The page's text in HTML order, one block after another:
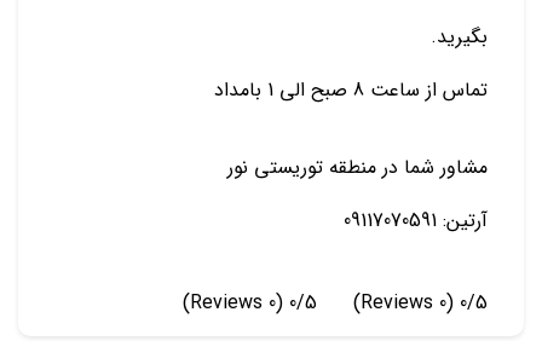
بگیرید.
تماس از ساعت 8 صبح الی 1 بامداد
مشاور شما در منطقه توریستی نور
آرتین: 09117070591
0/5
(0 Reviews)
0/5
(0 Reviews)